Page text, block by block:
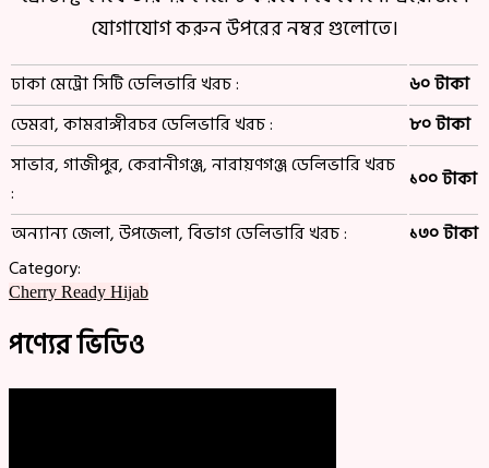
যোগাযোগ করুন উপরের নম্বর গুলোতে।
ঢাকা মেট্রো সিটি ডেলিভারি খরচ :
৬০ টাকা
ডেমরা, কামরাঙ্গীরচর ডেলিভারি খরচ :
৮০ টাকা
সাভার, গাজীপুর, কেরানীগঞ্জ, নারায়ণগঞ্জ ডেলিভারি খরচ
:
১০০ টাকা
অন্যান্য জেলা, উপজেলা, বিভাগ ডেলিভারি খরচ :
১৩০ টাকা
Category:
Cherry Ready Hijab
পণ্যের ভিডিও